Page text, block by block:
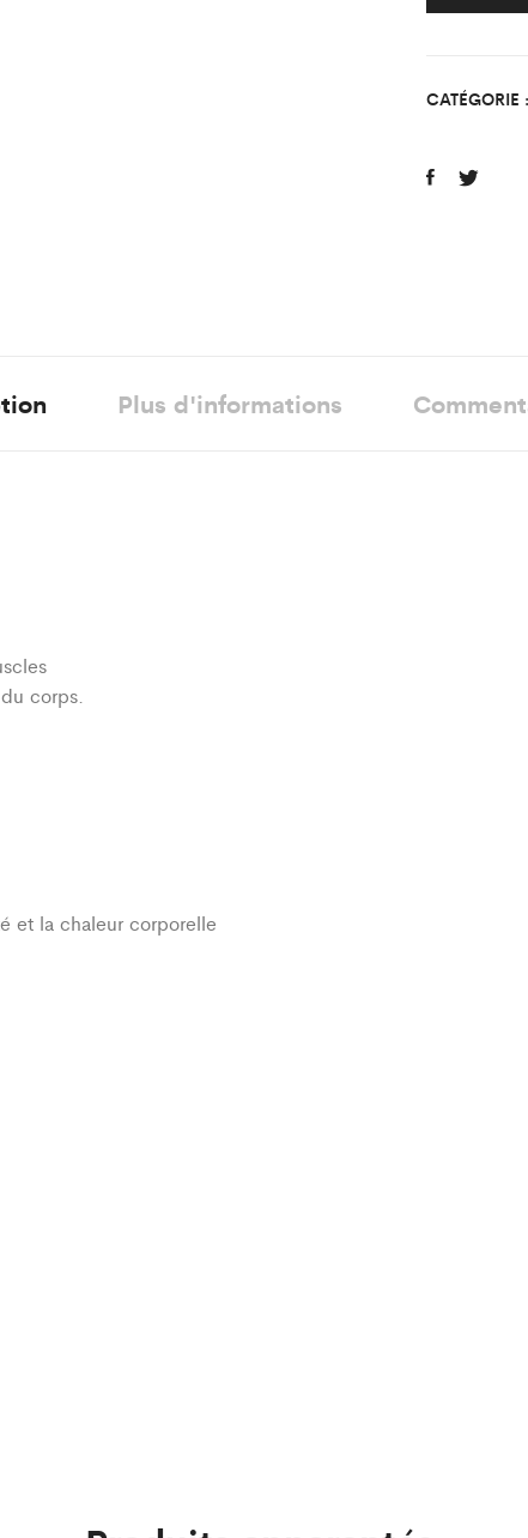
Es
CATÉGORIE :
Plus d'informations
corps.
et la chaleur corporelle